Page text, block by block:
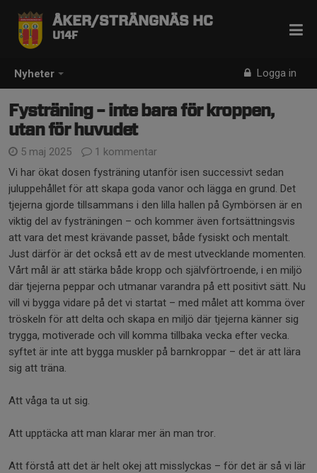
Nyheter Logga in
ÅKER/STRÄNGNÄS HC
U14F
Fysträning – inte bara för kroppen,
utan för huvudet
5 maj 2025
1 kommentar
Vi har ökat dosen fysträning utanför isen successivt sedan
juluppehållet för att skapa goda vanor och lägga en grund. Det
tjejerna gjorde tillsammans i den lilla hallen på Gymbörsen är en
viktig del av fysträningen – och kommer även fortsättningsvis
att vara det mest krävande passet, både fysiskt och mentalt.
Just därför är det också ett av de mest utvecklande momenten.
Vårt mål är att stärka både kropp och självförtroende, i en miljö
där tjejerna peppar och utmanar varandra på ett positivt sätt. Nu
vill vi bygga vidare på det vi startat – med målet att komma över
tröskeln för att delta och skapa en miljö där tjejerna känner sig
trygga, motiverade och vill komma tillbaka vecka efter vecka.
syftet är inte att bygga muskler på barnkroppar – det är att lära
sig att träna.
Att våga ta ut sig.
Att upptäcka att man klarar mer än man tror.
Att förstå att det är helt okej att misslyckas – för det är så vi lär